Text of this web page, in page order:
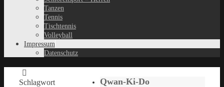
Tanzen
Tennis
Tischtennis
Volleyball
Impressum
Datenschutz
Schlagwort
Qwan-Ki-Do